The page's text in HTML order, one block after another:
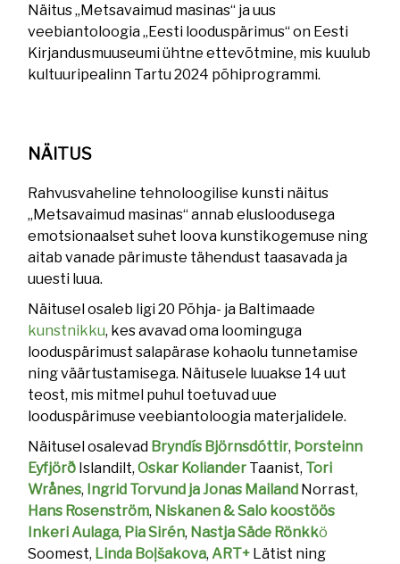
Näitus „Metsavaimud masinas“ ja uus
veebiantoloogia „Eesti looduspärimus“ on Eesti
Kirjandusmuuseumi ühtne ettevõtmine, mis kuulub
kultuuripealinn Tartu 2024 põhiprogrammi.
NÄITUS
Rahvusvaheline tehnoloogilise kunsti näitus
„Metsavaimud masinas“ annab elusloodusega
emotsionaalset suhet loova kunstikogemuse ning
aitab vanade pärimuste tähendust taasavada ja
uuesti luua.
Näitusel osaleb ligi 20 Põhja- ja Baltimaade
kunstnikku, kes avavad oma loominguga
looduspärimust salapärase kohaolu tunnetamise
ning väärtustamisega. Näitusele luuakse 14 uut
teost, mis mitmel puhul toetuvad uue
looduspärimuse veebiantoloogia materjalidele.
Näitusel osalevad Bryndís Björnsdóttir, Þorsteinn
Eyfjörð Islandilt,Oskar Koliander Taanist, Tori
Wrånes, Ingrid Torvund ja Jonas Mailand Norrast,
Hans Rosenström, Niskanen & Salo koostöös
Inkeri Aulaga, Pia Sirén, Nastja Säde Rönkkö
Soomest, Linda Boļšakova, ART+ Lätist ning